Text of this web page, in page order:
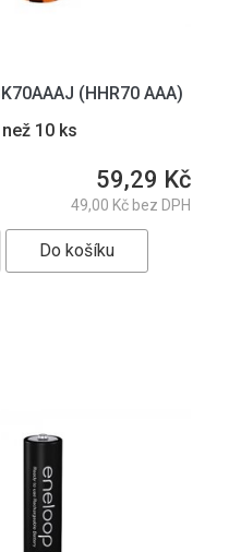
(HHR70 AAA)
10 ks
59,29 Kč
49,00 Kč bez DPH